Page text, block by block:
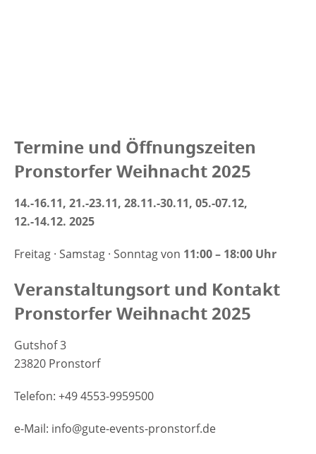
Termine und Öffnungszeiten
Pronstorfer Weihnacht 2025
14.-16.11, 21.-23.11, 28.11.-30.11, 05.-07.12,
12.-14.12. 2025
Freitag · Samstag · Sonntag von 11:00 – 18:00 Uhr
Veranstaltungsort und Kontakt
Pronstorfer Weihnacht 2025
Gutshof 3
23820 Pronstorf
Telefon: +49 4553-9959500
e-Mail: info@gute-events-pronstorf.de